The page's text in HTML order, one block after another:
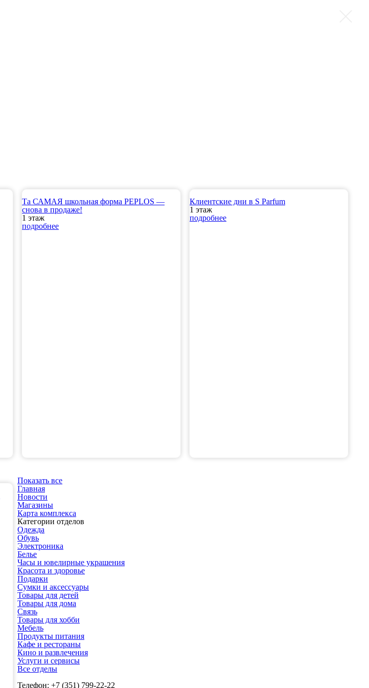
Та САМАЯ школьная форма PEPLOS —
снова в продаже!
1 этаж
подробнее
Клиентские дни в S Parfum
1 этаж
подробнее
Показать все
Главная
Новости
Магазины
Карта комплекса
Категории отделов
Одежда
Обувь
Электроника
Белье
Часы и ювелирные украшения
Красота и здоровье
Подарки
Сумки и аксессуары
Товары для детей
Товары для дома
Связь
Товары для хобби
Мебель
Продукты питания
Кафе и рестораны
Кино и развлечения
Услуги и сервисы
Все отделы
Телефон: +7 (351) 799-22-22